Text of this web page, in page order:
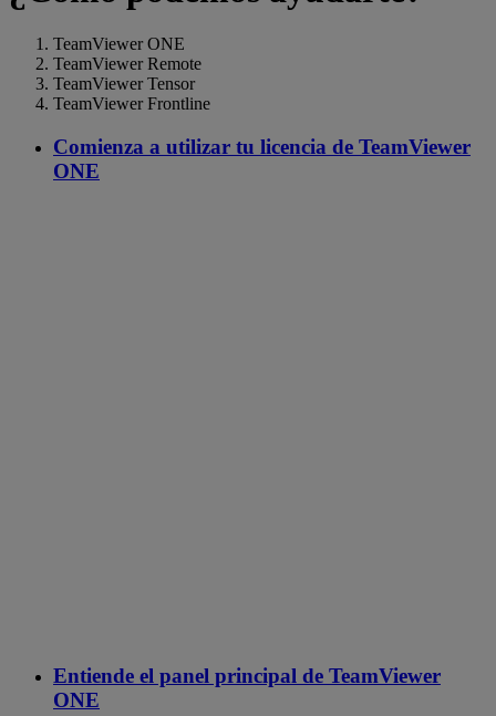
TeamViewer ONE
TeamViewer Remote
TeamViewer Tensor
TeamViewer Frontline
Comienza a utilizar tu licencia de TeamViewer
ONE
Entiende el panel principal de TeamViewer
ONE